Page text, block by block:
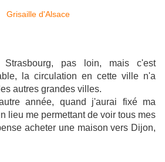
pas loin, mais c'est
la circulation en cette ville n'a
autres grandes villes.
année, quand j'aurai fixé ma
lieu me permettant de voir tous mes
acheter une maison vers Dijon,